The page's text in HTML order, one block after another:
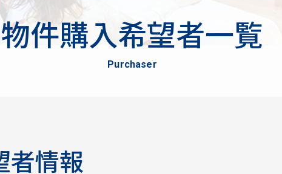
戸建てを高く売るためのポイント
土地を高く売るためのポイント
マンションを高く売るためのポイント
物件購入希望者一覧
purchaser
者情報